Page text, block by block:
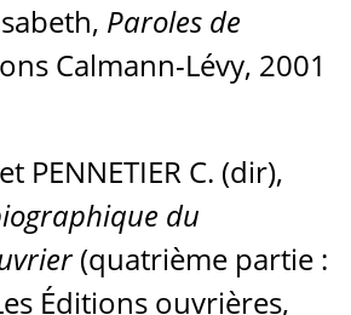
Paroles de
Calmann-Lévy, 2001
PENNETIER C. (dir),
du
(quatrième partie :
Éditions ouvrières,